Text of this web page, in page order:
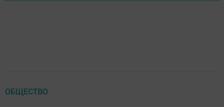
ОБЩЕСТВО